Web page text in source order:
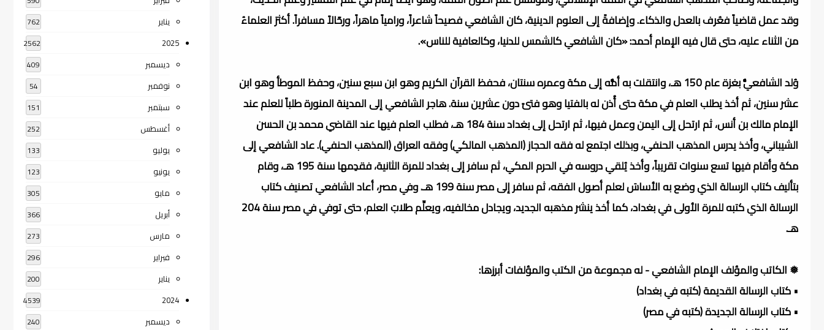
وقد عمل قاضياً فعُرف بالعدل والذكاء. وإضافةً إلى العلوم الدينية، كان الشافعي فصيحاً شاعراً، ورامياً ماهراً، ورحّالاً مسافراً. أكثرَ العلماءُ
من الثناء عليه، حتى قال فيه الإمام أحمد: «كان الشافعي كالشمس للدنيا، وكالعافية للناس».
وُلد الشافعيُّ بغزة عام 150 هـ، وانتقلت به أمُّه إلى مكة وعمره سنتان، فحفظ القرآن الكريم وهو ابن سبع سنين، وحفظ الموطأ وهو ابن
عشر سنين، ثم أخذ يطلب العلم في مكة حتى أُذن له بالفتيا وهو فتىً دون عشرين سنة. هاجر الشافعي إلى المدينة المنورة طلباً للعلم عند
الإمام مالك بن أنس، ثم ارتحل إلى اليمن وعمل فيها، ثم ارتحل إلى بغداد سنة 184 هـ، فطلب العلم فيها عند القاضي محمد بن الحسن
الشيباني، وأخذ يدرس المذهب الحنفي، وبذلك اجتمع له فقه الحجاز (المذهب المالكي) وفقه العراق (المذهب الحنفي). عاد الشافعي إلى
مكة وأقام فيها تسع سنوات تقريباً، وأخذ يُلقي دروسه في الحرم المكي، ثم سافر إلى بغداد للمرة الثانية، فقدِمها سنة 195 هـ، وقام
بتأليف كتاب الرسالة الذي وضع به الأساسَ لعلم أصول الفقه، ثم سافر إلى مصر سنة 199 هـ. وفي مصر، أعاد الشافعي تصنيف كتاب
الرسالة الذي كتبه للمرة الأولى في بغداد، كما أخذ ينشر مذهبه الجديد، ويجادل مخالفيه، ويعلِّم طلابَ العلم، حتى توفي في مصر سنة 204
هـ.
❅ الكاتب والمؤلف الإمام الشافعي - له مجموعة من الكتب والمؤلفات أبرزها:
• كتاب الرسالة القديمة (كتبه في بغداد)
• كتاب الرسالة الجديدة (كتبه في مصر)
يناير 762
2025
2562
ديسمبر 409
نوفمبر 54
سبتمبر 151
أغسطس 252
يوليو 133
يونيو 123
مايو 305
أبريل 366
مارس 273
فبراير 296
يناير 200
2024
4539
ديسمبر 240